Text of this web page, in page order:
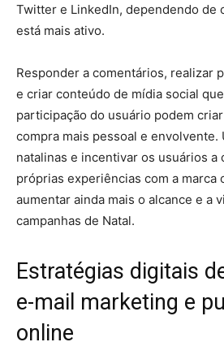
Twitter e LinkedIn, dependendo de
está mais ativo.
Responder a comentários, realizar
e criar conteúdo de mídia social
participação do usuário podem
compra mais pessoal e envolvente.
natalinas e incentivar os usuários a
próprias experiências com a marca
aumentar ainda mais o alcance e a
campanhas de Natal.
Estratégias digitais
e-mail marketing e
online